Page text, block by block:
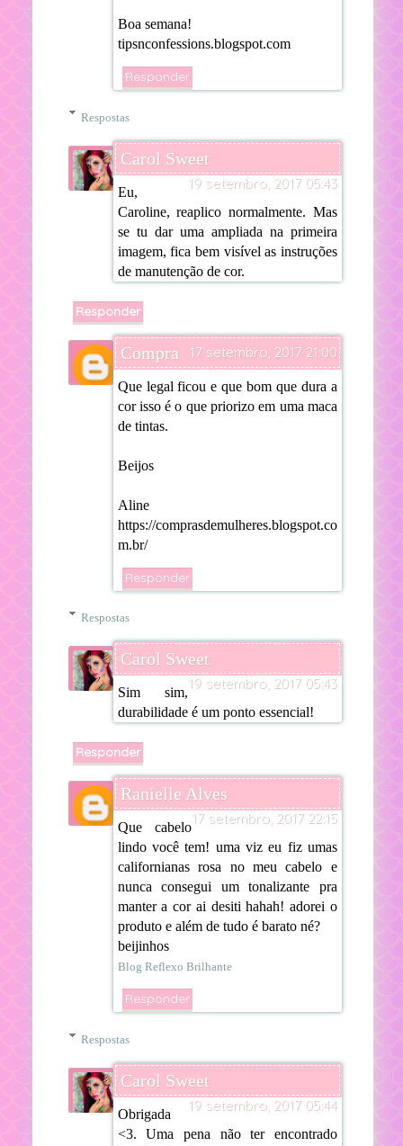
Boa semana!
tipsnconfessions.blogspot.com
Responder
Respostas
Carol Sweet
19 setembro, 2017 05:43
Eu,
Caroline, reaplico normalmente. Mas
se tu dar uma ampliada na primeira
imagem, fica bem visível as instruções
de manutenção de cor.
Responder
Compra 17 setembro, 2017 21:00
Que legal ficou e que bom que dura a
cor isso é o que priorizo em uma maca
de tintas.
Beijos
Aline
https://comprasdemulheres.blogspot.co
m.br/
Responder
Respostas
Carol Sweet
19 setembro, 2017 05:43
Sim sim,
durabilidade é um ponto essencial!
Responder
Ranielle Alves
17 setembro, 2017 22:15
Que cabelo
lindo você tem! uma viz eu fiz umas
californianas rosa no meu cabelo e
nunca consegui um tonalizante pra
manter a cor ai desiti hahah! adorei o
produto e além de tudo é barato né?
beijinhos
Blog Reflexo Brilhante
Responder
Respostas
Carol Sweet
19 setembro, 2017 05:44
Obrigada
<3. Uma pena não ter encontrado